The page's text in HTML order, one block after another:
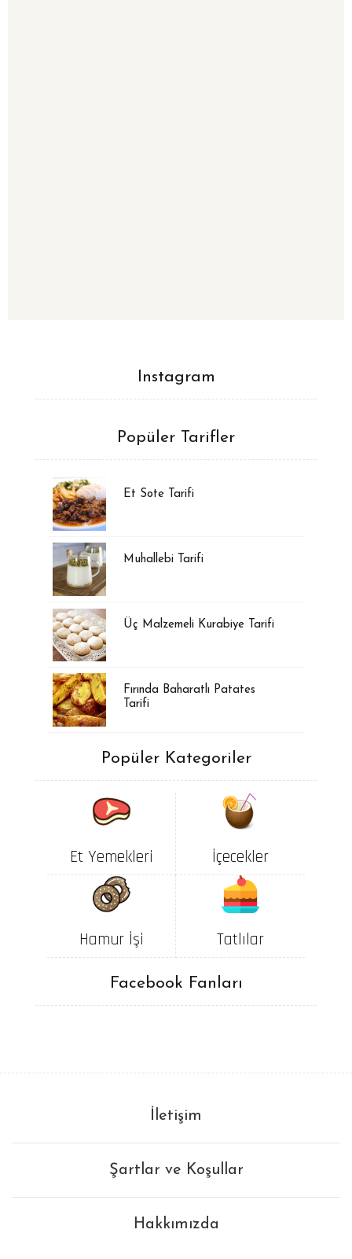
Instagram
Popüler Tarifler
Et Sote Tarifi
Muhallebi Tarifi
Üç Malzemeli Kurabiye Tarifi
Fırında Baharatlı Patates
Tarifi
Popüler Kategoriler
Et Yemekleri İçecekler
Hamur İşi Tatlılar
Facebook Fanları
İletişim
Şartlar ve Koşullar
Hakkımızda